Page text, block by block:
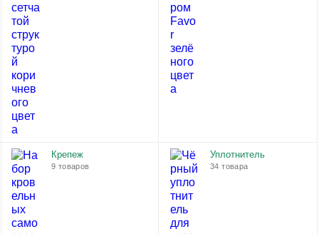
Крепеж
9 товаров
Уплотнитель
34 товара